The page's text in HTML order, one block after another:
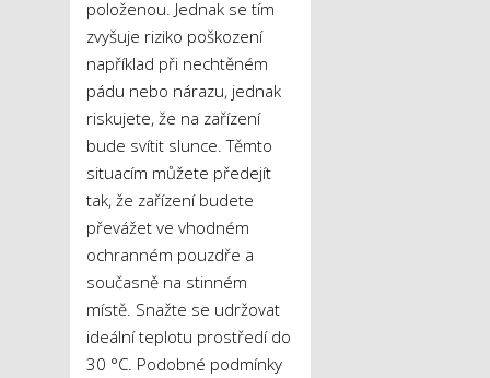
položenou. Jednak se tím
zvyšuje riziko poškození
například při nechtěném
pádu nebo nárazu, jednak
riskujete, že na zařízení
bude svítit slunce. Těmto
situacím můžete předejít
tak, že zařízení budete
převážet ve vhodném
ochranném pouzdře a
současně na stinném
místě. Snažte se udržovat
ideální teplotu prostředí do
30 °C. Podobné podmínky